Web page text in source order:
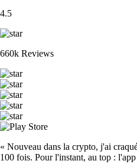
4.5
660k Reviews
« Nouveau dans la crypto, j'ai
100 fois. Pour l'instant, au top :